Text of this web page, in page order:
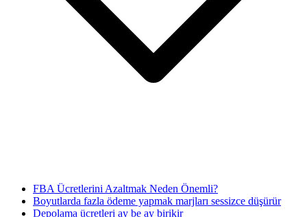
FBA Ücretlerini Azaltmak Neden Önemli?
Boyutlarda fazla ödeme yapmak marjları sessizce düşürür
Depolama ücretleri ay be ay birikir